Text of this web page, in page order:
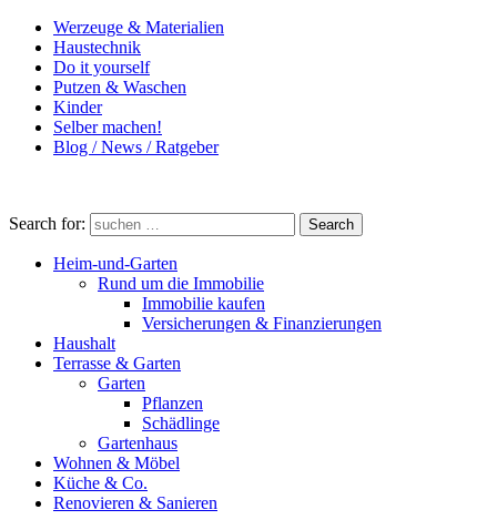
Werzeuge & Materialien
Haustechnik
Do it yourself
Putzen & Waschen
Kinder
Selber machen!
Blog / News / Ratgeber
Search for: Search
Heim-und-Garten
Rund um die Immobilie
Immobilie kaufen
Versicherungen & Finanzierungen
Haushalt
Terrasse & Garten
Garten
Pflanzen
Schädlinge
Gartenhaus
Wohnen & Möbel
Küche & Co.
Renovieren & Sanieren